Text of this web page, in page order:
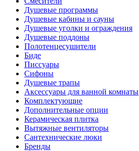
Душевые программы
Душевые кабины и сауны
Душевые уголки и ограждения
Душевые поддоны
Полотенцесушители
Биде
Писсуары
Сифоны
Душевые трапы
Аксессуары для ванной комнаты
Комплектующие
Дополнительные опции
Керамическая плитка
Вытяжные вентиляторы
Сантехнические люки
Бренды